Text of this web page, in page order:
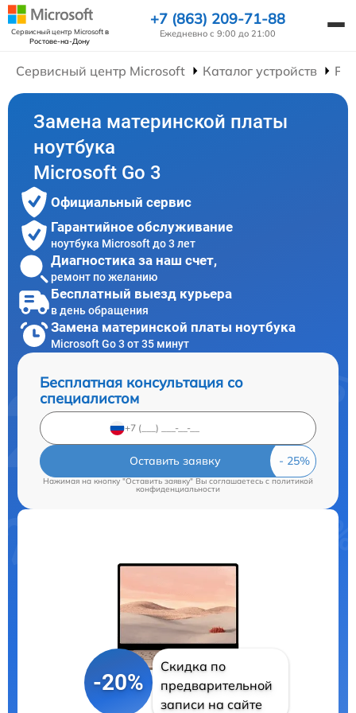
Сервисный центр Microsoftв
Ростове-на-Дону
+7 (863) 209-71-88
Ежедневно с 9:00 до 21:00
Сервисный центр Microsoft Каталог устройств
Замена материнской платы
ноутбука
Microsoft Go 3
Официальный сервис
Гарантийное обслуживание
ноутбука Microsoft до 3 лет
Диагностика за наш счет,
ремонт по желанию
Бесплатный выезд курьера
в день обращения
Замена материнской платы ноутбука
Microsoft Go 3 от 35 минут
Бесплатная консультация со
специалистом
Оставить заявку
Нажимая на кнопку "Оставить заявку" Вы соглашаетесь cполитикой
конфиденциальности
-20%
Скидка по
предварительной
записи на сайте